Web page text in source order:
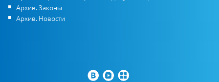
Архив. Законы
Архив. Новости